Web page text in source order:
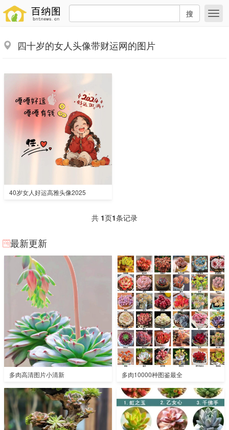
搜
四十岁的女人头像带财运网的图片
40岁女人好运高雅头像2025
共 1页1条记录
最新更新
多肉高清图片小清新 多肉10000种图鉴最全